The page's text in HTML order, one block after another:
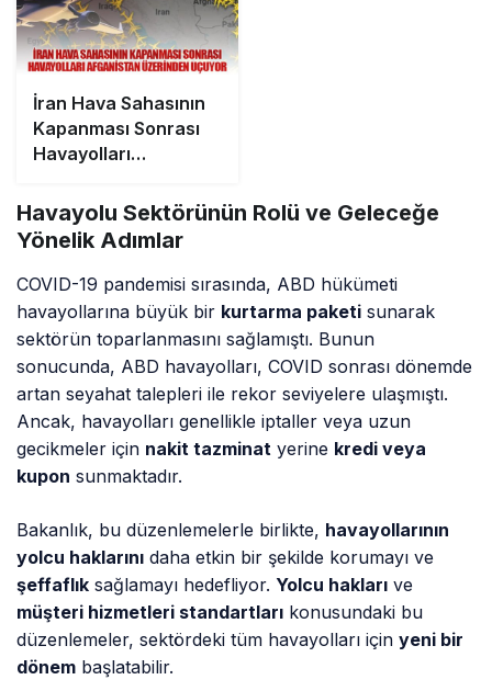
İran Hava Sahasının
Kapanması Sonrası
Havayolları
Üzerinden Uçuyor
Havayolu Sektörünün Rolü ve Geleceğe
Yönelik Adımlar
COVID-19 pandemisi sırasında, ABD hükümeti
havayollarına büyük bir kurtarma paketi sunarak
sektörün toparlanmasını sağlamıştı. Bunun
sonucunda, ABD havayolları, COVID sonrası dönemde
artan seyahat talepleri ile rekor seviyelere ulaşmıştı.
Ancak, havayolları genellikle iptaller veya uzun
gecikmeler için nakit tazminat yerine kredi veya
kupon sunmaktadır.
Bakanlık, bu düzenlemelerle birlikte, havayollarının
yolcu haklarını daha etkin bir şekilde korumayı ve
şeffaflık sağlamayı hedefliyor. Yolcu hakları ve
müşteri hizmetleri standartları konusundaki bu
düzenlemeler, sektördeki tüm havayolları içinyeni bir
dönem başlatabilir.